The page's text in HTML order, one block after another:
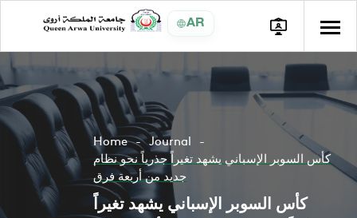
AR
Home
Journal
كأس السوبر الإسباني يشهد تغيراً جذرياً نحو نظام
جديد من أربعة فرق
كأس السوبر الإسباني يشهد تغيراً